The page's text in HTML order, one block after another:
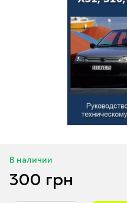
В наличии
300 грн